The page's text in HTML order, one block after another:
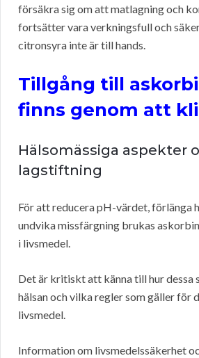
försäkra sig om att matlagning och
fortsätter vara verkningsfull och
citronsyra inte är till hands.
Tillgång till
finns genom att
Hälsomässiga aspekter
lagstiftning
För att reducera pH-värdet, förlänga
undvika missfärgning brukas
i livsmedel.
Det är kritiskt att känna till hur dessa
hälsan och vilka regler som gäller för
livsmedel.
Information om livsmedelssäkerhet